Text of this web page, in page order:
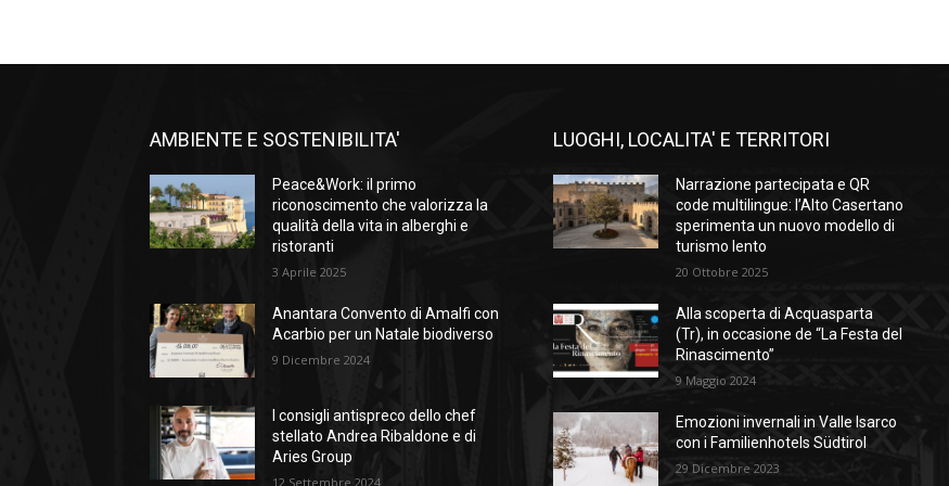
AMBIENTE E SOSTENIBILITA'
Peace&Work: il primo
riconoscimento che valorizza la
qualità della vita in alberghi e
ristoranti
3 Aprile 2025
Anantara Convento di Amalfi con
Acarbio per un Natale biodiverso
9 Dicembre 2024
I consigli antispreco dello chef
stellato Andrea Ribaldone e di
Aries Group
12 Settembre 2024
LUOGHI, LOCALITA' E TERRITORI
Narrazione partecipata e QR
code multilingue: l’Alto Casertano
sperimenta un nuovo modello di
turismo lento
20 Ottobre 2025
Alla scoperta di Acquasparta
(Tr), in occasione de “La Festa del
Rinascimento”
9 Maggio 2024
Emozioni invernali in Valle Isarco
con i Familienhotels Südtirol
29 Dicembre 2023